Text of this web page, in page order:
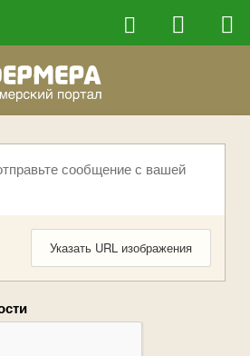
сообщение с вашей
Указать URL изображения